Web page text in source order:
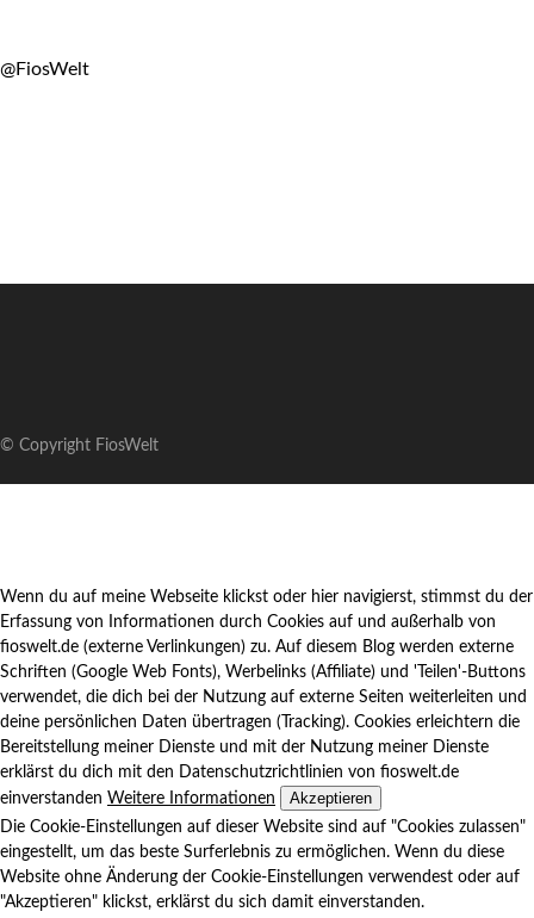
@FiosWelt
© Copyright FiosWelt
Wenn du auf meine Webseite klickst oder hier navigierst, stimmst du der
Erfassung von Informationen durch Cookies auf und außerhalb von
fioswelt.de (externe Verlinkungen) zu. Auf diesem Blog werden externe
Schriften (Google Web Fonts), Werbelinks (Affiliate) und 'Teilen'-Buttons
verwendet, die dich bei der Nutzung auf externe Seiten weiterleiten und
deine persönlichen Daten übertragen (Tracking). Cookies erleichtern die
Bereitstellung meiner Dienste und mit der Nutzung meiner Dienste
erklärst du dich mit den Datenschutzrichtlinien von fioswelt.de
einverstanden Weitere Informationen Akzeptieren
Die Cookie-Einstellungen auf dieser Website sind auf "Cookies zulassen"
eingestellt, um das beste Surferlebnis zu ermöglichen. Wenn du diese
Website ohne Änderung der Cookie-Einstellungen verwendest oder auf
"Akzeptieren" klickst, erklärst du sich damit einverstanden.